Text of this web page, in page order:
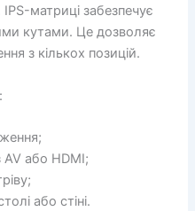
матриці забезпечує
кутами. Це дозволяє
з кількох позицій.
AV або HDMI;
або стіні.